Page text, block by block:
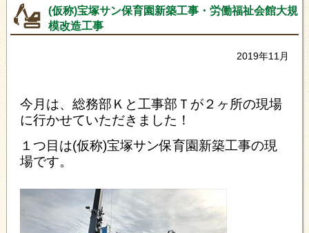
(仮称)宝塚サン保育園新築工事・労働福祉会館大規
模改造工事
2019年11月
今月は、総務部Ｋと工事部Ｔが２ヶ所の現場
に行かせていただきました！
１つ目は(仮称)宝塚サン保育園新築工事の現
場です。